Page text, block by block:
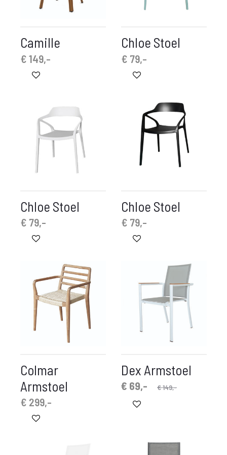
Camille
€149,-
Chloe Stoel
€ 79,-
Chloe Stoel
€ 79,-
Chloe Stoel
€ 79,-
Colmar
Armstoel
€ 299,-
Dex Armstoel
€149,-
Oorspronkelijke
prijs
€ 69,-
Huidige